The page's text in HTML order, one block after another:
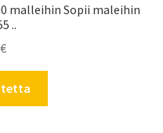
malleihin Sopii maleihin
..
€